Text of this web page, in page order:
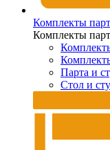
Комплекты
Комплекты
Парта и
Стол и